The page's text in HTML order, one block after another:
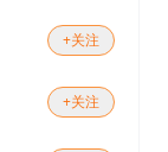
+关注
+关注